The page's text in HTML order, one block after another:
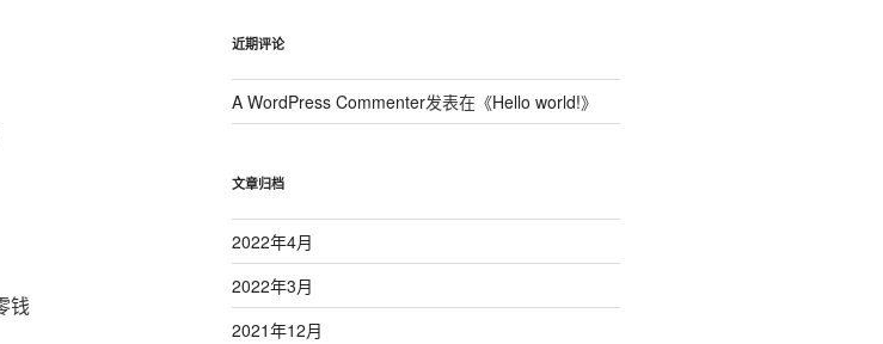
近期评论
A WordPress Commenter发表在《Hello world!》
文章归档
2022年4月
2022年3月
2021年12月